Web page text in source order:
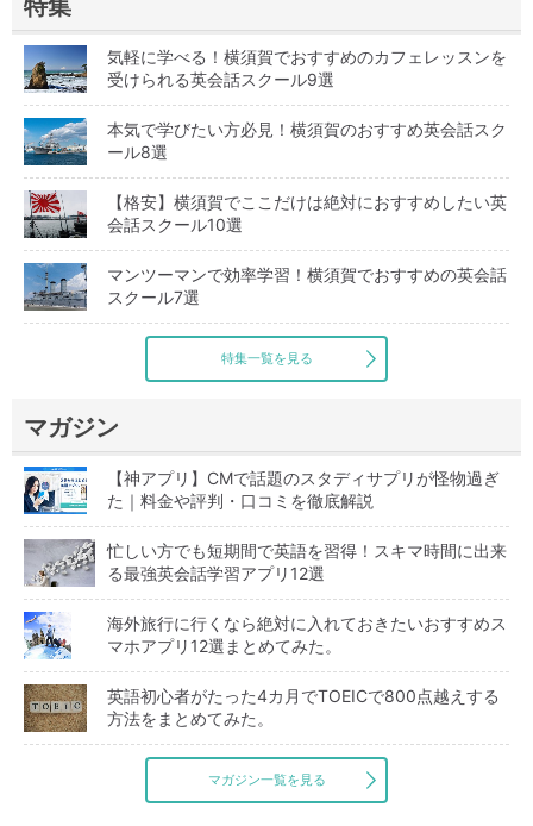
気軽に学べる！横須賀でおすすめのカフェレッスンを
受けられる英会話スクール9選
本気で学びたい方必見！横須賀のおすすめ英会話スク
ール8選
【格安】横須賀でここだけは絶対におすすめしたい英
会話スクール10選
マンツーマンで効率学習！横須賀でおすすめの英会話
スクール7選
特集一覧を見る
マガジン
【神アプリ】CMで話題のスタディサプリが怪物過ぎ
た｜料金や評判・口コミを徹底解説
忙しい方でも短期間で英語を習得！スキマ時間に出来
る最強英会話学習アプリ12選
海外旅行に行くなら絶対に入れておきたいおすすめス
マホアプリ12選まとめてみた。
英語初心者がたった4カ月でTOEICで800点越えする
方法をまとめてみた。
マガジン一覧を見る